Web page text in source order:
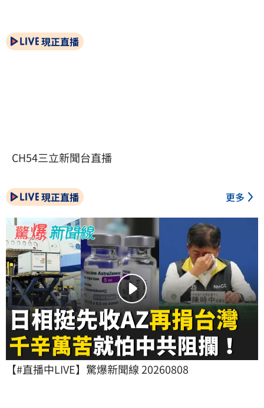
現正直播
CH54三立新聞台直播
現正直播 更多
【#直播中LIVE】驚爆新聞線 20260808